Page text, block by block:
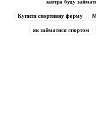
завтра буду
Купити спортивну форму
як займатися спортом